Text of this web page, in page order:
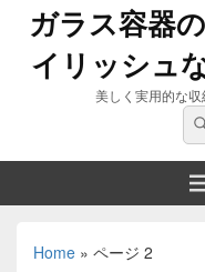
ガラス容器
イリッシュ
美しく実用的な
検
索:
Home » ページ 2